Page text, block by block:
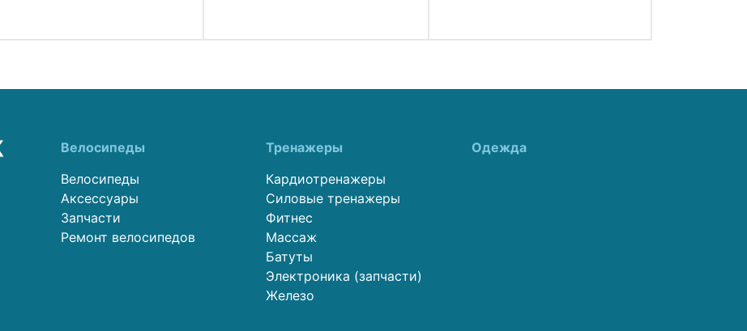
Велосипеды
Велосипеды
Аксессуары
Запчасти
Ремонт велосипедов
Тренажеры
Кардиотренажеры
Силовые тренажеры
Фитнес
Массаж
Батуты
Электроника (запчасти)
Железо
Одежда